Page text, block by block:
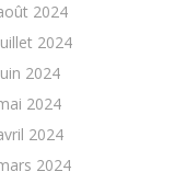
2024
2024
2024
2024
2024
2024